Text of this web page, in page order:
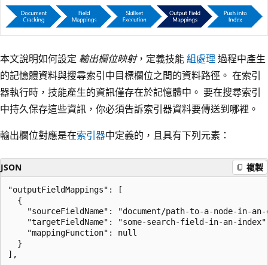
本文說明如何設定 輸出欄位映射，定義技能組處理 過程中產生
的記憶體資料與搜尋索引中目標欄位之間的資料路徑。 在索引
器執行時，技能產生的資訊僅存在於記憶體中。 要在搜尋索引
中持久保存這些資訊，你必須告訴索引器資料要傳送到哪裡。
輸出欄位對應是在索引器中定義的，且具有下列元素：
JSON 複製
"outputFieldMappings": [
  {
"sourceFieldName": "document/path-to-a-node-in-
"targetFieldName": "some-search-field-in-an-
    "mappingFunction": null
  }